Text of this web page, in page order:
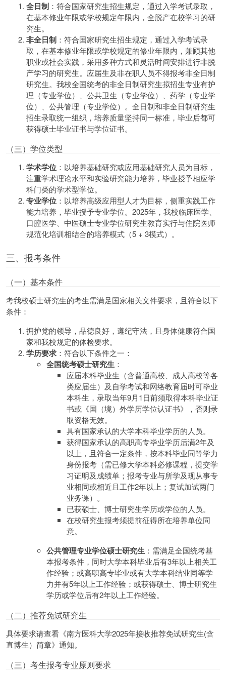
全日制 ：符合国家研究生招生规定，通过入学考试录取，
在基本修业年限或学校规定年限内，全脱产在校学习的研
究生。
非全日制 ：符合国家研究生招生规定，通过入学考试录
取，在基本修业年限或学校规定的修业年限内，兼顾其他
职业或社会实践，采用多种方式和灵活时间安排进行非脱
产学习的研究生。应届生及非在职人员不得报考非全日制
研究生。我校全国统考的非全日制研究生拟招生专业有护
理（专业学位）、公共卫生（专业学位）、药学（专业学
位）、公共管理（专业学位）。全日制和非全日制研究生
招生录取统一组织，培养质量坚持同一标准，毕业后都可
获得硕士毕业证书与学位证书。
（三）学位类型
学术学位 ：以培养基础研究或应用基础研究人员为目标，
注重学术理论水平和实验研究能力培养，毕业授予相应学
科门类的学术型学位。
专业学位 ：以培养高级应用型人才为目标，侧重实践工作
能力培养，毕业授予专业学位。2025年，我校临床医学、
口腔医学、中医硕士专业学位研究生教育实行与住院医师
规范化培训相结合的培养模式（5 + 3模式）。
三、报考条件
（一）基本条件
考我校硕士研究生的考生需满足国家相关文件要求，且符合以下
条件：
拥护党的领导，品德良好，遵纪守法，且身体健康符合国
家和我校规定的体检要求。
学历要求 ：符合以下条件之一：
全国统考硕士研究生 ：
应届本科毕业生（含普通高校、成人高校等各
类应届生）及自学考试和网络教育届时可毕业
本科生，录取当年9月1日前须取得本科毕业证
书或《国（境）外学历学位认证书》，否则录
取资格无效。
具有国家承认的大学本科毕业学历的人员。
获得国家承认的高职高专毕业学历后满2年及
以上，且符合一定条件，按本科毕业同等学力
身份报考（需已修大学本科必修课程，提交学
习证明及成绩单；报考专业与所学及现从事专
业相同或相近且工作2年以上；复试加试两门
业务课）。
已获硕士、博士研究生学历或学位的人员。
在校研究生报考须提前征得所在培养单位同
意。
公共管理专业学位硕士研究生 ：需满足全国统考基
本报考条件，同时大学本科毕业后有3年以上相关工
作经验；或高职高专毕业或有大学本科结业同等学
力并有5年以上工作经验；或获得硕士、博士研究生
学历或学位后有2年以上工作经验。
（二）推荐免试研究生
具体要求请查看《南方医科大学2025年接收推荐免试研究生(含
直博生）简章》通知。
（三）考生报考专业原则要求